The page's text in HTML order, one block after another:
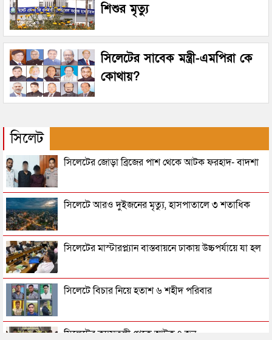
শিশুর মৃত্যু
সিলেটের সাবেক মন্ত্রী-এমপিরা কে
কোথায়?
সিলেট
সিলেটের জোড়া ব্রিজের পাশ থেকে আটক ফরহাদ- বাদশা
সিলেটে আরও দুইজনের মৃত্যু, হাসপাতালে ৩ শতাধিক
সিলেটের মাস্টারপ্ল্যান বাস্তবায়নে ঢাকায় উচ্চপর্যায়ে যা হল
সিলেটে বিচার নিয়ে হতাশ ৬ শহীদ পরিবার
সিলেটের কদমতলী থেকে আটক ৭ জন